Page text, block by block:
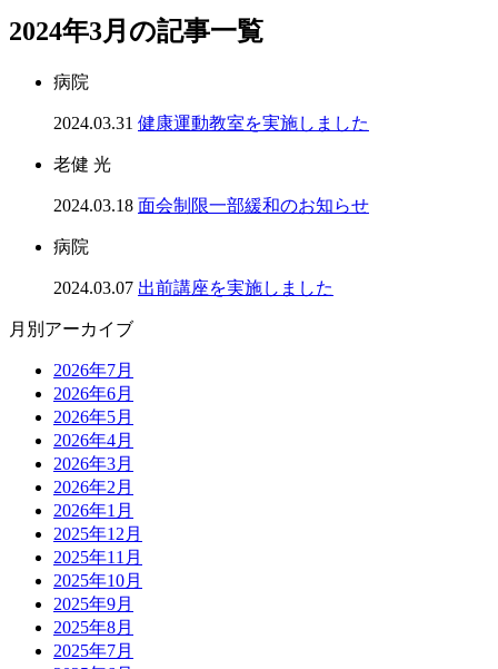
2024年3月の記事一覧
病院
2024.03.31 健康運動教室を実施しました
老健 光
2024.03.18 面会制限一部緩和のお知らせ
病院
2024.03.07 出前講座を実施しました
月別アーカイブ
2026年7月
2026年6月
2026年5月
2026年4月
2026年3月
2026年2月
2026年1月
2025年12月
2025年11月
2025年10月
2025年9月
2025年8月
2025年7月